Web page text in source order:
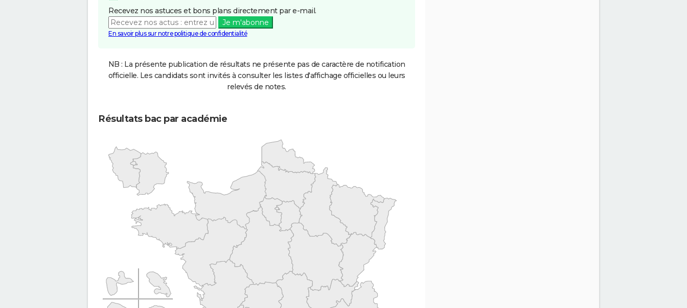
Recevez nos astuces et bons plans directement par e-mail.
Je m'abonne
En savoir plus sur notre politique de confidentialité
NB : La présente publication de résultats ne présente pas de caractère de notification
officielle. Les candidats sont invités à consulter les listes d'affichage officielles ou leurs
relevés de notes.
Résultats bac par académie